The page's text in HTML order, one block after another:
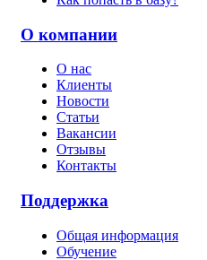
О компании
О нас
Клиенты
Новости
Статьи
Вакансии
Отзывы
Контакты
Поддержка
Общая информация
Обучение